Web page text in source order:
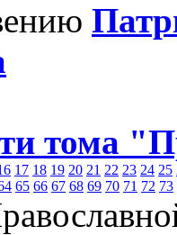
тома
17 18 19 20 21 22 23 24 25
65 66 67 68 69 70 71 72 73